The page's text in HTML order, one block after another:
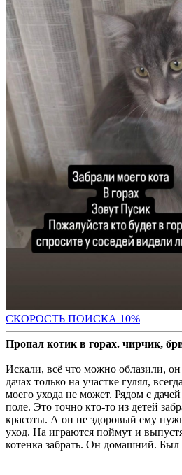
СКОРОСТЬ ПОИСКА 10%
Пропал котик в горах. чирчик,
Искали, всё что можно облазили, он
дачах только на участке гулял,
моего ухода не может. Рядом с
поле. Это точно кто-то из детей
красоты. А он не здоровый ему
уход. На играются поймут и
котенка забрать. Он домашний.